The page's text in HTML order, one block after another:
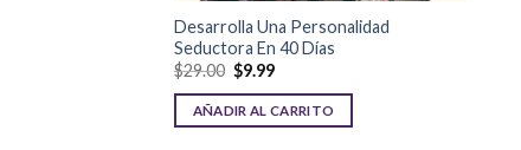
Desarrolla Una Personalidad
Seductora En 40 Días
$29.00 $9.99
AÑADIR AL CARRITO